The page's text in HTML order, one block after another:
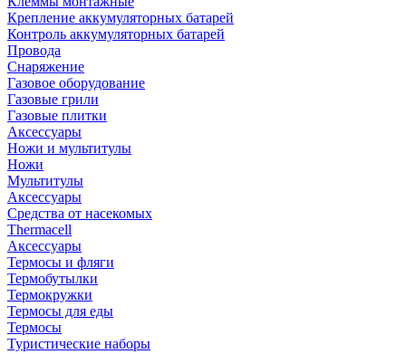
Крепление аккумуляторных батарей
Контроль аккумуляторных батарей
Провода
Снаряжение
Газовое оборудование
Газовые грили
Газовые плитки
Аксессуары
Ножи и мультитулы
Ножи
Мультитулы
Аксессуары
Средства от насекомых
Thermacell
Аксессуары
Термосы и фляги
Термобутылки
Термокружки
Термосы для еды
Термосы
Туристические наборы